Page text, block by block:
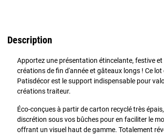
Description
Apportez une présentation étincelante, festive
créations de fin d'année et gâteaux longs ! Ce
Patisdécor est le support indispensable pour
créations traiteur.
Éco-conçues à partir de carton recyclé très
discrétion sous vos bûches pour en faciliter le
offrant un visuel haut de gamme. Totalement